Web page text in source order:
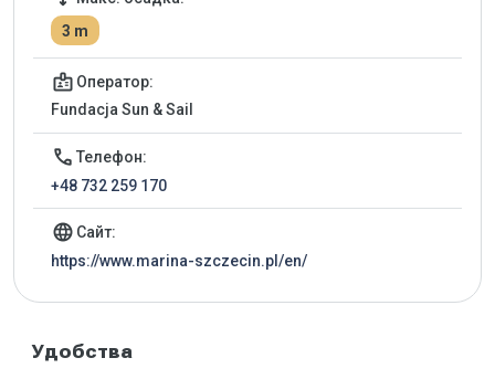
3 m
badge Оператор:
Fundacja Sun & Sail
call Телефон:
+48 732 259 170
language Сайт:
https://www.marina-szczecin.pl/en/
Удобства